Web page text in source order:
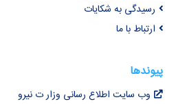
رسیدگی به شکایات
ارتباط با ما
پیوندها
وب سایت اطلاع رسانی وزار ت نیرو